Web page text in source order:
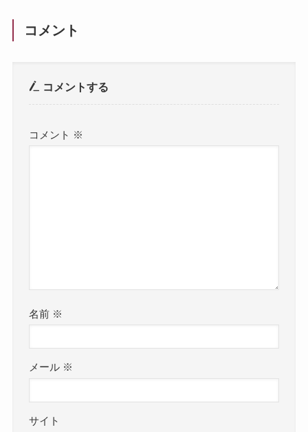
コメント
コメントする
コメント ※
名前 ※
メール ※
サイト